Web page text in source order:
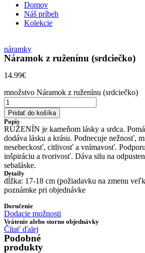
Domov
Náš príbeh
Kolekcie
náramky
Náramok z ruženínu (srdciečko)
14.99€
množstvo Náramok z ruženínu (srdciečko)
Pridať do košíka
Popis
RUŽENÍN je kameňom lásky a srdca.
dodáva lásku a krásu. Podnecuje nežnosť,
nesebeckosť, citlivosť a vnímavosť.
inšpiráciu a tvorivosť. Dáva silu na
sebaláske.
Detaily
dĺžka: 17-18 cm (požiadavku na zmenu
poznámke pri objednávke
Doručenie
Dodacie možnosti
Vrátenie alebo storno objednávky
Čítať ďalej
Podobné
produkty